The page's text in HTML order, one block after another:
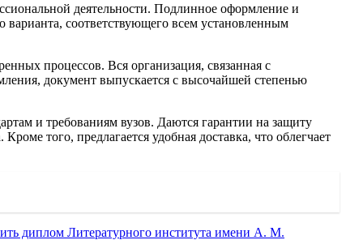
деятельности. Подлинное оформление и
варианта, соответствующего всем установленным
процессов. Вся организация, связанная с
документ выпускается с высочайшей степенью
и требованиям вузов. Даются гарантии на защиту
того, предлагается удобная доставка, что облегчает
диплом Литературного института имени А. М.